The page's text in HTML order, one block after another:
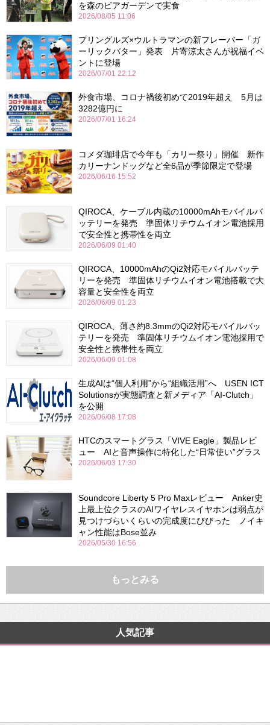
を森のビアガーデンで実食
2026/08/05 11:06
プリングルズ×ウルトラマンの新フレーバー「ガ
ーリックバター」発表 片寄涼太さんが祝福イベ
ントに登場
2026/07/01 22:12
外食市場、コロナ禍後初めて2019年超え 5月は
3282億円に
2026/07/01 16:24
コメダ珈琲店で今年も「カリー祭り」開催 新作
カリーナンドッグなど全6品が季節限定で登場
2026/06/16 15:52
QIROCA、ケーブル内蔵の10000mAhモバイルバ
ッテリーを発売 準固体リチウムイオン電池採用
で安全性と携帯性を両立
2026/06/09 01:40
QIROCA、10000mAhのQi2対応モバイルバッテ
リーを発売 準固体リチウムイオン電池搭載で大
容量と安全性を両立
2026/06/09 01:23
QIROCA、薄さ約8.3mmのQi2対応モバイルバッ
テリーを発売 準固体リチウムイオン電池採用で
安全性と携帯性を両立
2026/06/09 01:08
生成AIは“個人利用”から“組織活用”へ USEN ICT
Solutionsが実態調査と新メディア「AI-Clutch」
を公開
2026/06/08 17:08
HTCのスマートグラス「VIVE Eagle」製品レビ
ュー AIと音声操作に特化した“日常使い”グラス
2026/06/03 17:30
Soundcore Liberty 5 Pro Maxレビュー Anker史
上最上位クラスのAIワイヤレスイヤホンは弱点が
見つけづらいくらいの完成度にびびった ノイキ
ャン性能はBose並み
2026/05/30 16:56
もっとみる
人気記事